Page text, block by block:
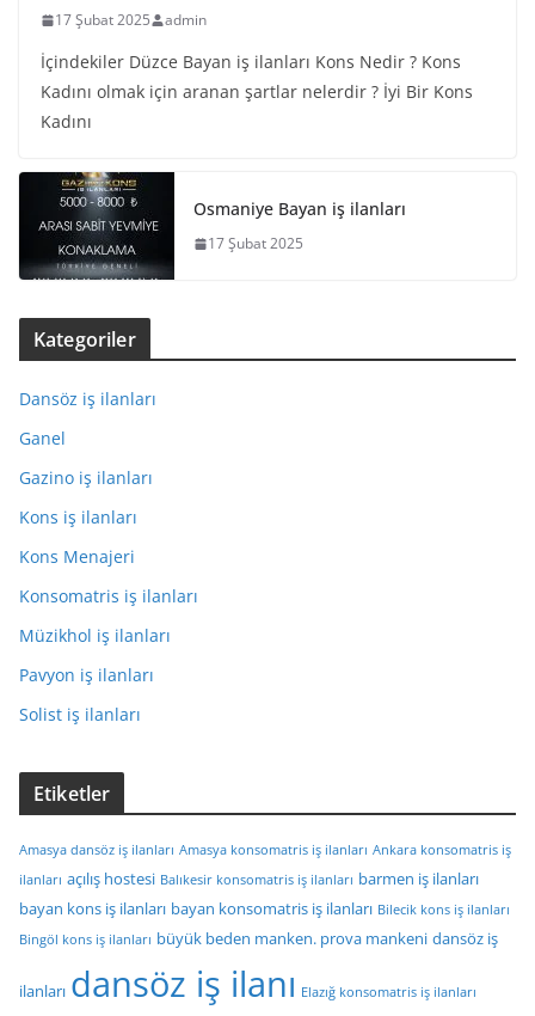
17 Şubat 2025 admin
İçindekiler Düzce Bayan iş ilanları Kons Nedir ? Kons
Kadını olmak için aranan şartlar nelerdir ? İyi Bir Kons
Kadını
Osmaniye Bayan iş ilanları
17 Şubat 2025
Kategoriler
Dansöz iş ilanları
Ganel
Gazino iş ilanları
Kons iş ilanları
Kons Menajeri
Konsomatris iş ilanları
Müzikhol iş ilanları
Pavyon iş ilanları
Solist iş ilanları
Etiketler
Amasya dansöz iş ilanları Amasya konsomatris iş ilanları Ankara konsomatris iş
ilanları açılış hostesi Balıkesir konsomatris iş ilanları barmen iş ilanları
bayan kons iş ilanları bayan konsomatris iş ilanları Bilecik kons iş ilanları
Bingöl kons iş ilanları büyük beden manken. prova mankeni dansöz iş
ilanları dansöz iş ilanı Elazığ konsomatris iş ilanları